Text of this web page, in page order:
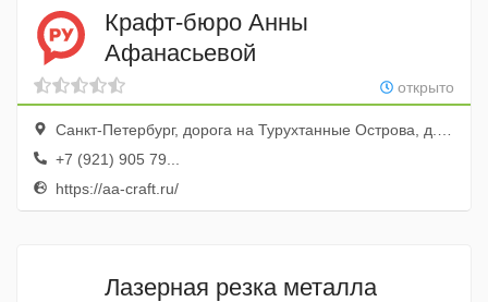
Крафт-бюро Анны
Афанасьевой
открыто
Санкт-Петербург, дорога на Турухтанные Oстрова, д. 10с1
+7 (921) 905 79...
https://aa-craft.ru/
Лазерная резка металла